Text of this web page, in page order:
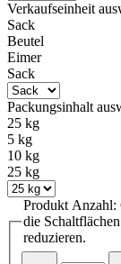
Verkaufseinheit
Sack
Beutel
Eimer
Sack
Packungsinhalt
25 kg
5 kg
10 kg
25 kg
Produkt Anzahl:
die
reduzieren.